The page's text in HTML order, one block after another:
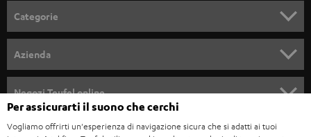
l
l
a
n
e
w
Categorie
SOUNDBAR
STEREO
Azienda
Negozi Teufel online
GERMANIA
Per assicurarti il suono che cerchi
Vogliamo offrirti un'esperienza di navigazione sicura che si adatti ai tuoi